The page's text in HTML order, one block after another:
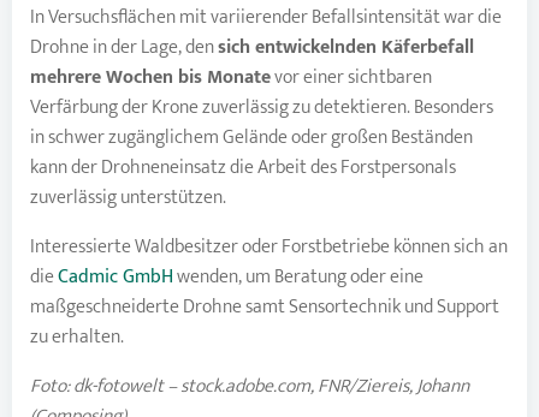
In Versuchsflächen mit variierender Befallsintensität war die
Drohne in der Lage, densich entwickelnden Käferbefall
mehrere Wochen bis Monatevor einer sichtbaren
Verfärbung der Krone zuverlässig zu detektieren. Besonders
in schwer zugänglichem Gelände oder großen Beständen
kann der Drohneneinsatz die Arbeit des Forstpersonals
zuverlässig unterstützen.
Interessierte Waldbesitzer oder Forstbetriebe können sich an
dieCadmic GmbHwenden, um Beratung oder eine
maßgeschneiderte Drohne samt Sensortechnik und Support
zu erhalten.
Foto: dk-fotowelt – stock.adobe.com, FNR/Ziereis, Johann